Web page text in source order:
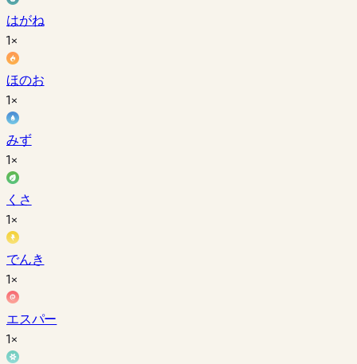
はがね
1×
ほのお
1×
みず
1×
くさ
1×
でんき
1×
エスパー
1×